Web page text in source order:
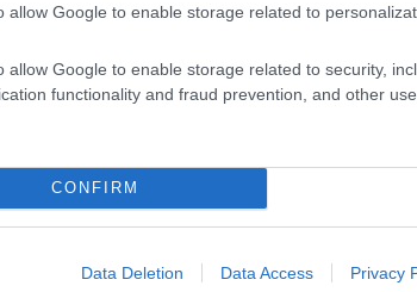
allow Google to enable storage related to
allow Google to enable storage related to security,
functionality and fraud prevention, and other
CONFIRM
Data Deletion Data Access Privacy